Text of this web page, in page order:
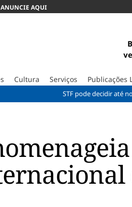
ANUNCIE AQUI
Cultura Serviços Publicações
STF pode decidir até novembro